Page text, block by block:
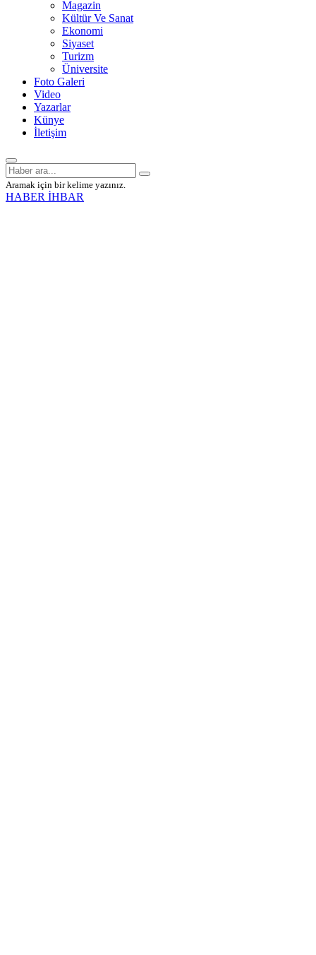
Magazin
Kültür Ve Sanat
Ekonomi
Siyaset
Turizm
Üniversite
Foto Galeri
Video
Yazarlar
Künye
İletişim
Aramak için bir kelime yazınız.
HABER İHBAR